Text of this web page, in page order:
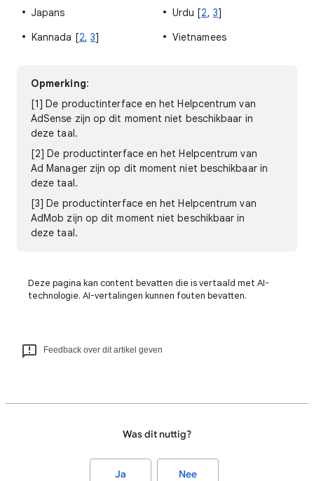
Japans
Kannada [2, 3]
Urdu [2, 3]
Vietnamees
Opmerking:
[1] De productinterface en het Helpcentrum van
AdSense zijn op dit moment niet beschikbaar in
deze taal.
[2] De productinterface en het Helpcentrum van
Ad Manager zijn op dit moment niet beschikbaar in
deze taal.
[3] De productinterface en het Helpcentrum van
AdMob zijn op dit moment niet beschikbaar in
deze taal.
Deze pagina kan content bevatten die is vertaald met AI-
technologie. AI-vertalingen kunnen fouten bevatten.
Feedback over dit artikel geven
Was dit nuttig?
Ja Nee